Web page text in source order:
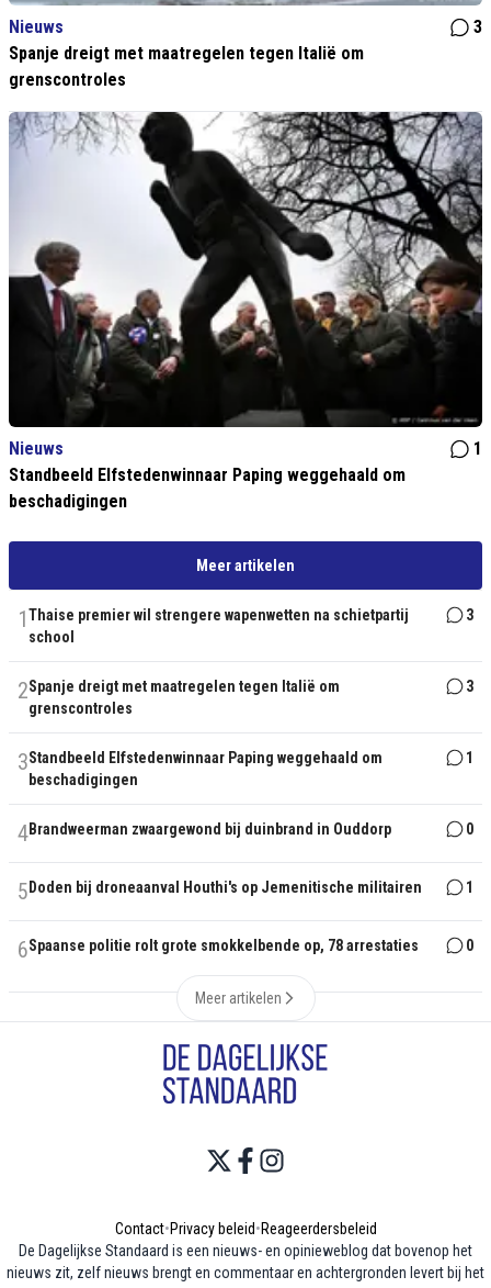
Nieuws
3
Spanje dreigt met maatregelen tegen Italië om
grenscontroles
Nieuws
1
Standbeeld Elfstedenwinnaar Paping weggehaald om
beschadigingen
Meer artikelen
1Thaise premier wil strengere wapenwetten na schietpartij
school
3
2Spanje dreigt met maatregelen tegen Italië om
grenscontroles
3
3Standbeeld Elfstedenwinnaar Paping weggehaald om
beschadigingen
1
4Brandweerman zwaargewond bij duinbrand in Ouddorp 0
5 Doden bij droneaanval Houthi's op Jemenitische militairen 1
6Spaanse politie rolt grote smokkelbende op, 78 arrestaties 0
Meer artikelen
Contact•Privacy beleid•Reageerdersbeleid
De Dagelijkse Standaard is een nieuws- en opinieweblog dat bovenop het
nieuws zit, zelf nieuws brengt en commentaar en achtergronden levert bij het